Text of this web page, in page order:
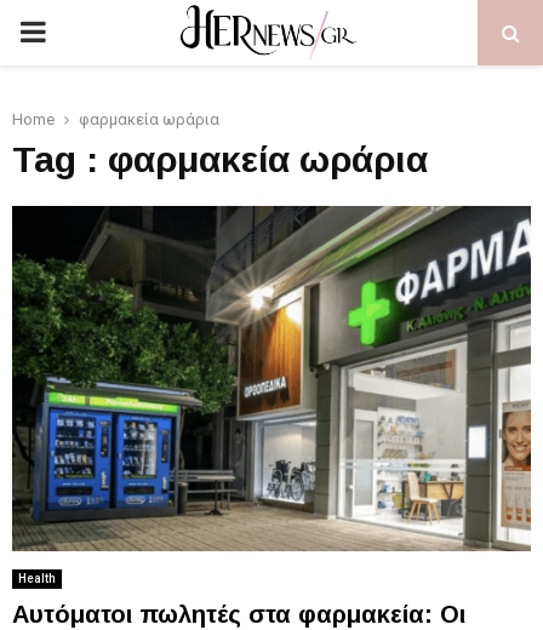
PRIMARY
Home φαρμακεία ωράρια
Tag : φαρμακεία ωράρια
Health
Αυτόματοι πωλητές στα φαρμακεία: Οι